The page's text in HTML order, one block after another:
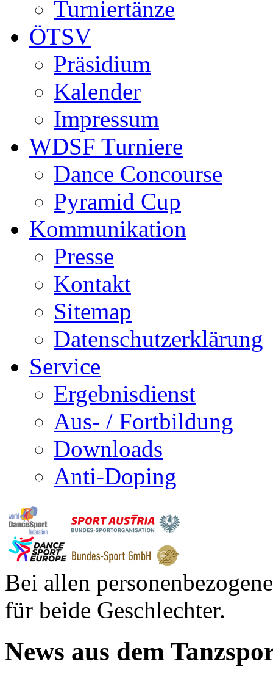
Turniertänze
ÖTSV
Präsidium
Kalender
Impressum
WDSF Turniere
Dance Concourse
Pyramid Cup
Kommunikation
Presse
Kontakt
Sitemap
Datenschutzerklärung
Service
Ergebnisdienst
Aus- / Fortbildung
Downloads
Anti-Doping
Bei allen
für beide Geschlechter.
News aus dem